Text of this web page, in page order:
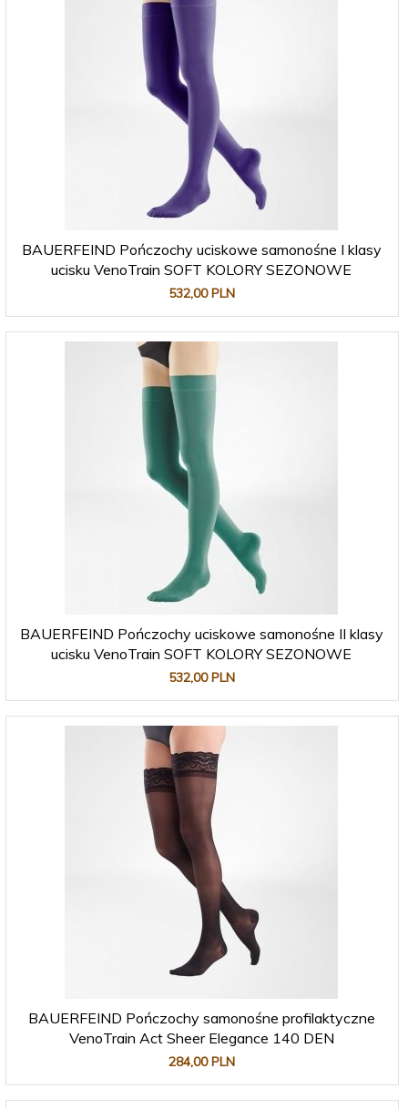
BAUERFEIND Pończochy uciskowe samonośne I klasy
ucisku VenoTrain SOFT KOLORY SEZONOWE
532,00 PLN
BAUERFEIND Pończochy uciskowe samonośne II klasy
ucisku VenoTrain SOFT KOLORY SEZONOWE
532,00 PLN
BAUERFEIND Pończochy samonośne profilaktyczne
VenoTrain Act Sheer Elegance 140 DEN
284,00 PLN